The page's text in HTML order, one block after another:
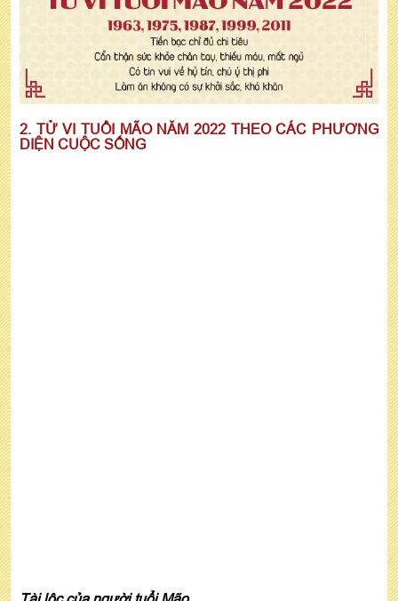
2. TỬ VI TUỔI MÃO NĂM 2022 THEO CÁC PHƯƠNG
DIỆN CUỘC SỐNG